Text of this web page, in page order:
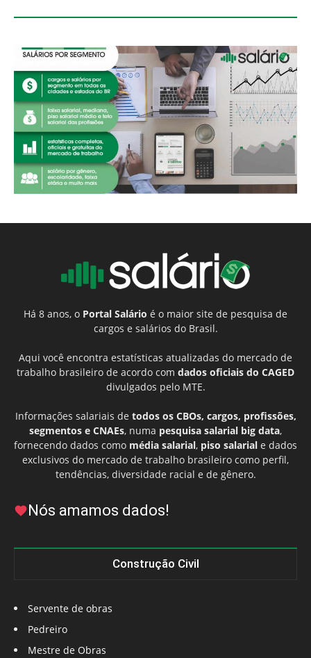
Há 8 anos, o Portal Salário é o maior site de pesquisa de
cargos e salários do Brasil.
Aqui você encontra estatísticas atualizadas do mercado de
trabalho brasileiro de acordo com dados oficiais do CAGED
divulgados pelo MTE.
Informações salariais de todos os CBOs, cargos, profissões,
segmentos e CNAEs, numa pesquisa salarial big data,
fornecendo dados como média salarial, piso salarial e dados
exclusivos do mercado de trabalho brasileiro como perfil,
tendências, diversidade racial e de gênero.
Nós amamos dados!
Construção Civil
Servente de obras
Pedreiro
Mestre de Obras